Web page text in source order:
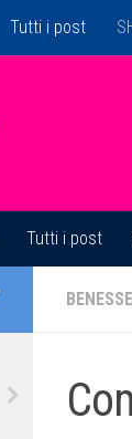
Tutti i post
Tutti i post